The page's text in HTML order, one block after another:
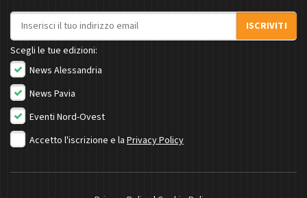
Indirizzo email
ISCRIVITI
Scegli le tue edizioni:
News Alessandria
News Pavia
Eventi Nord-Ovest
Accetto l'iscrizione e la Privacy Policy